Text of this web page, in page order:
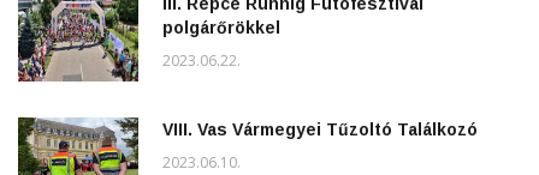
polgárőrökkel
2023.06.22.
VIII. Vas Vármegyei Tűzoltó Találkozó
2023.06.10.